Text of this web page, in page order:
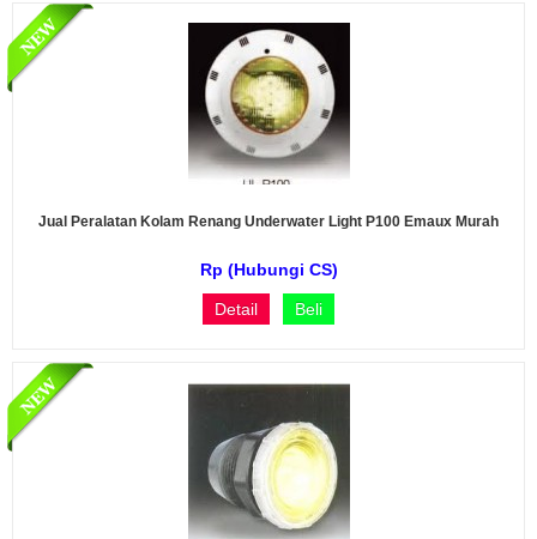
Jual Peralatan Kolam Renang Underwater Light P100 Emaux Murah
Rp (Hubungi CS)
Detail Beli